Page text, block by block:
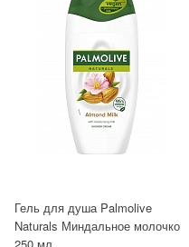
Гель для душа Palmolive
Naturals Миндальное молочко